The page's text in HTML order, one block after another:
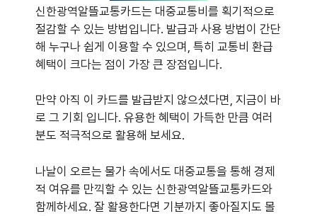
신한광역알뜰교통카드는 대중교통비를 획기적으로
절감할 수 있는 방법입니다. 발급과 사용 방법이 간단
해 누구나 쉽게 이용할 수 있으며, 특히 교통비 환급
혜택이 크다는 점이 가장 큰 장점입니다.
만약 아직 이 카드를 발급받지 않으셨다면, 지금이 바
로 그 기회 입니다. 유용한 혜택이 가득한 만큼 여러
분도 적극적으로 활용해 보세요.
나날이 오르는 물가 속에서도 대중교통을 통해 경제
적 여유를 만끽할 수 있는 신한광역알뜰교통카드와
함께하세요. 잘 활용한다면 기분까지 좋아질지도 몰